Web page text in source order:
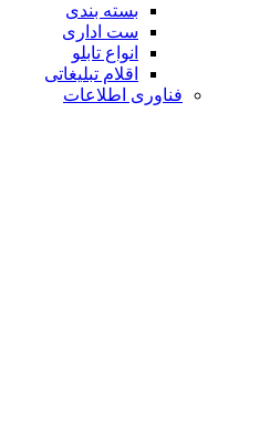
بسته بندی
ست اداری
انواع تابلو
اقلام تبلیغاتی
فناوری اطلاعات